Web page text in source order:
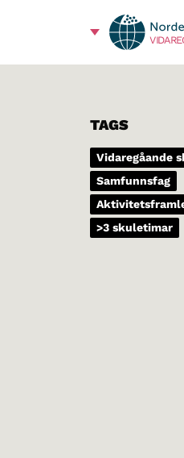
TAGS
Vidaregåande
Samfunnsfag
>3 skuletimar